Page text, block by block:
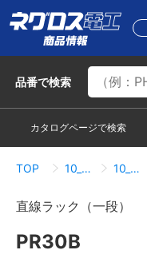
品番で検索
カタログページで検索
TOP 10_ケーブルラック 10_21_PRタイプ
直線ラック（一段）
PR30B